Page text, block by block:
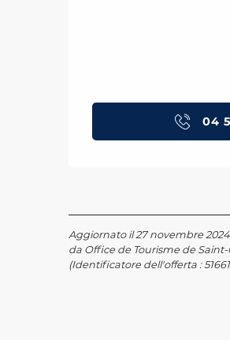
04
Aggiornato il 27 novembre 2024
da Office de Tourisme de
(Identificatore dell'offerta :